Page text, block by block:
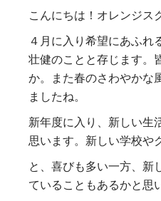
こんにちは！オレンジス
４月に入り希望にあふれ
壮健のことと存じます。
か。また春のさわやかな
ましたね。
新年度に入り、新しい生
思います。新しい学校
と、喜びも多い一方、新
ていることもあるかと思